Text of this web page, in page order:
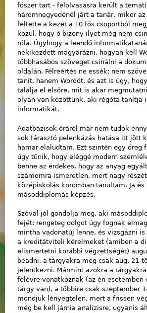
fószer tart - felolvasásra került a
háromnegyedénél járt a tanár, mikor
feltette a kezét a 10 fős csoportból
közül, hogy ő bizony ilyet még nem
róla. Úgyhogy a leendő
nekikezdett magyarázni, hogyan kell
többhasábos szöveget csinálni a
oldalán. Félreértés ne essék: nem
tanít, hanem Wordöt, és azt is úgy,
találja el elsőre, mit is akar
olyan van közöttünk, aki régóta tanítja
informatikát.
Adatbázisok óráról már nem tudok
sok fárasztó pelenkázás hatása itt jött
hamar elaludtam. Ezt szintén egy öreg
úgy tűnik, hogy eléggé modern
benne az érdekes, hogy az anyag
számomra ismeretlen, mert nagy
középiskolás koromban tanultam. Ja és
másoddiplomás képzés.
Szóval jól gondolja meg, aki
fejét: rengeteg dolgot úgy fognak
mintha vadonatúj lenne, és vizsgázni
a kreditátviteli kérelmeket (amiben a
elismertetni korábbi végzettségét)
beadni, a tárgyakra meg csak aug. 21-
jelentkezni. Mármint azokra a
félévre vonatkoznak (az én esetemben
tárgy van), a többire csak szeptember
mondjuk lényegtelen, mert a frissen
még be kell járnia analízisre, ugyanis